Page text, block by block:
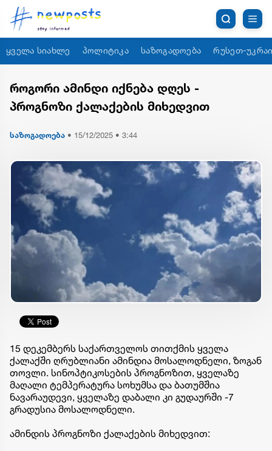
ყველა სიახლე პოლიტიკა საზოგადოება რუსეთ-
როგორი ამინდი იქნება დღეს -
პროგნოზი ქალაქების მიხედვით
საზოგადოება • 15/12/2025 • 3:44
15 დეკემბერს საქართველოს თითქმის ყველა
ქალაქში ღრუბლიანი ამინდია მოსალოდნელი, ზოგან
თოვლი. სინოპტიკოსების პროგნოზით, ყველაზე
მაღალი ტემპერატურა სოხუმსა და ბათუმშია
ნავარაუდევი, ყველაზე დაბალი კი გუდაურში -7
გრადუსია მოსალოდნელი.
ამინდის პროგნოზი ქალაქების მიხედვით: